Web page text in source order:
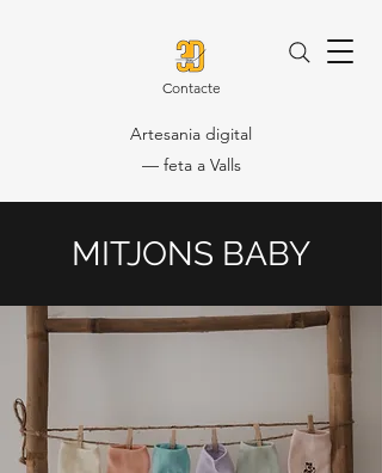
Contacte
Artesania digital
— feta a Valls
MITJONS BABY